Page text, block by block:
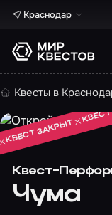
Краснодар
Квесты в
Квест-
Чума
КВЕСТ ЗАКРЫТ